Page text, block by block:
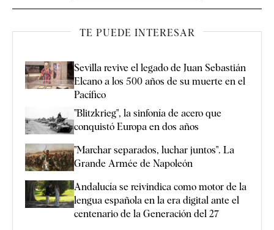
TE PUEDE INTERESAR
Sevilla revive el legado de Juan Sebastián
Elcano a los 500 años de su muerte en el
Pacífico
"Blitzkrieg", la sinfonía de acero que
conquistó Europa en dos años
"Marchar separados, luchar juntos". La
Grande Armée de Napoleón
Andalucía se reivindica como motor de la
lengua española en la era digital ante el
centenario de la Generación del 27